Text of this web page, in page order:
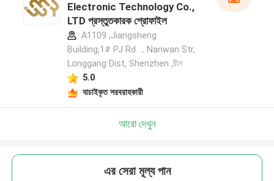
Electronic Technology Co.,
LTD প্রস্তুতকারক প্রোফাইল
A1109 ,Jiangsheng
Building,1# PJ Rd ，Nanwan Str,
Longgang Dist, Shenzhen ,চীন
5.0
যাচাইকৃত সরবরাহকারী
আরো দেখুন
এর সেরা মূল্য পান